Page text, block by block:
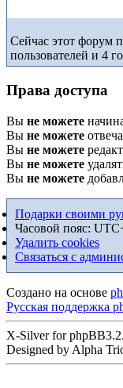
Сейчас этот форум
пользователей и 4
Права доступа
Вы не можете
Вы не можете
Вы не можете
Вы не можете
Вы не можете
Подарки своими
Часовой пояс:
Удалить cookies
Связаться с
Создано на основе
Русская поддержка
X-Silver for
Designed by Alpha